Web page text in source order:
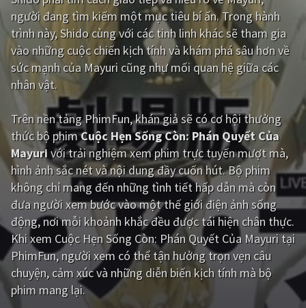
Giật gân Gia đình
Bí ẩn Lịch sử
Viễn Tây Tiểu sử
GameShow DramaTV
QUỐC GIA
Âu - Mỹ Trung Quốc - Hồng Kông
Hàn Quốc Nhật Bản
Ấn Độ Việt Nam
Tổng hợp
CẬP NHẬT
người đang tìm kiếm một mục tiêu bí ẩn. Trong hành
trình này, Shido cùng với các tinh linh khác sẽ tham gia
vào những cuộc chiến kịch tính và khám phá sâu hơn về
sức mạnh của Mayuri cũng như mối quan hệ giữa các
nhân vật.
Trên nền tảngPhimFun, khán giả sẽ có cơ hội thưởng
thức bộ phimCuộc Hẹn Sống Còn: Phán Quyết Của
Mayuri với trải nghiệm xem phim trực tuyến mượt mà,
hình ảnh sắc nét và nội dung đầy cuốn hút. Bộ phim
không chỉ mang đến những tình tiết hấp dẫn mà còn
đưa người xem bước vào một thế giới điện ảnh sống
động, nơi mỗi khoảnh khắc đều được tái hiện chân thực.
Khi xem Cuộc Hẹn Sống Còn: Phán Quyết Của Mayuri tại
PhimFun, người xem có thể tận hưởng trọn vẹn câu
chuyện, cảm xúc và những diễn biến kịch tính mà bộ
phim mang lại.